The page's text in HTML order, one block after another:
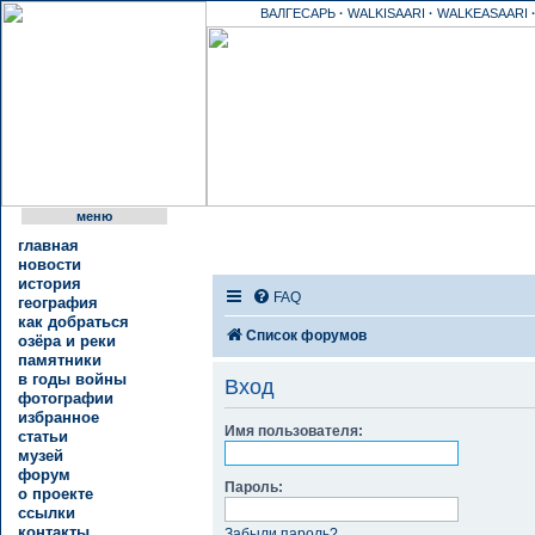
ВАЛГЕСАРЬ · WALKISAARI · WALKEASAARI ·
меню
главная
новости
история
география
как добраться
озёра и реки
памятники
в годы войны
фотографии
избранное
статьи
музей
форум
о проекте
ссылки
FAQ
Список форумов
Вход
Имя пользователя:
Пароль: